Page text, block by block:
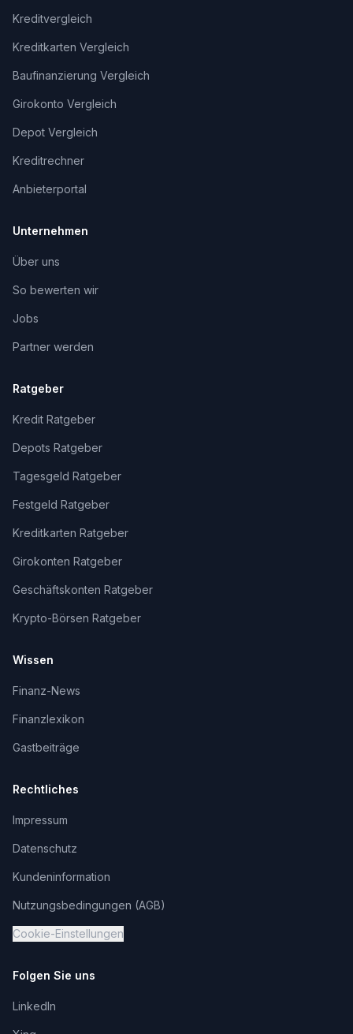
Kreditvergleich
Kreditkarten Vergleich
Baufinanzierung Vergleich
Girokonto Vergleich
Depot Vergleich
Kreditrechner
Anbieterportal
Unternehmen
Über uns
So bewerten wir
Jobs
Partner werden
Ratgeber
Kredit Ratgeber
Depots Ratgeber
Tagesgeld Ratgeber
Festgeld Ratgeber
Kreditkarten Ratgeber
Girokonten Ratgeber
Geschäftskonten Ratgeber
Krypto-Börsen Ratgeber
Wissen
Finanz-News
Finanzlexikon
Gastbeiträge
Rechtliches
Impressum
Datenschutz
Kundeninformation
Nutzungsbedingungen (AGB)
Cookie-Einstellungen
Folgen Sie uns
LinkedIn